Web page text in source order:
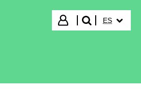
Iniciar sesión
buscar"
ES